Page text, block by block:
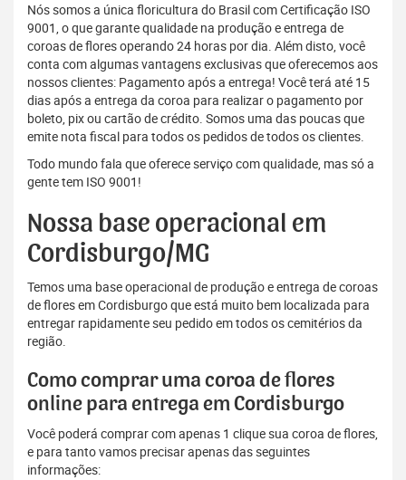
Nós somos a única floricultura do Brasil com Certificação ISO
9001, o que garante qualidade na produção e entrega de
coroas de flores operando 24 horas por dia. Além disto, você
conta com algumas vantagens exclusivas que oferecemos aos
nossos clientes: Pagamento após a entrega! Você terá até 15
dias após a entrega da coroa para realizar o pagamento por
boleto, pix ou cartão de crédito. Somos uma das poucas que
emite nota fiscal para todos os pedidos de todos os clientes.
Todo mundo fala que oferece serviço com qualidade, mas só a
gente tem ISO 9001!
Nossa base operacional em
Cordisburgo/MG
Temos uma base operacional de produção e entrega de coroas
de flores em Cordisburgo que está muito bem localizada para
entregar rapidamente seu pedido em todos os cemitérios da
região.
Como comprar uma coroa de flores
online para entrega em Cordisburgo
Você poderá comprar com apenas 1 clique sua coroa de flores,
e para tanto vamos precisar apenas das seguintes
informações: